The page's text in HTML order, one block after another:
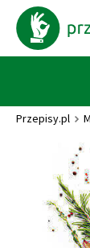
Przepisy.pl